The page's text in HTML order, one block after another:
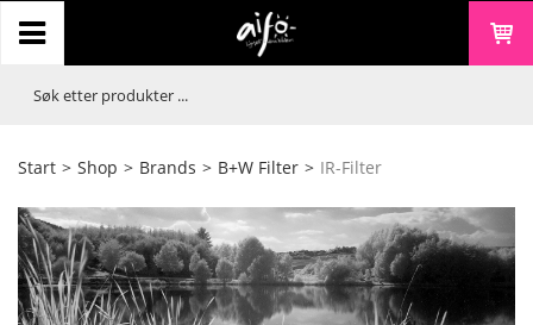
Start > Shop > Brands > B+W Filter > IR-Filter